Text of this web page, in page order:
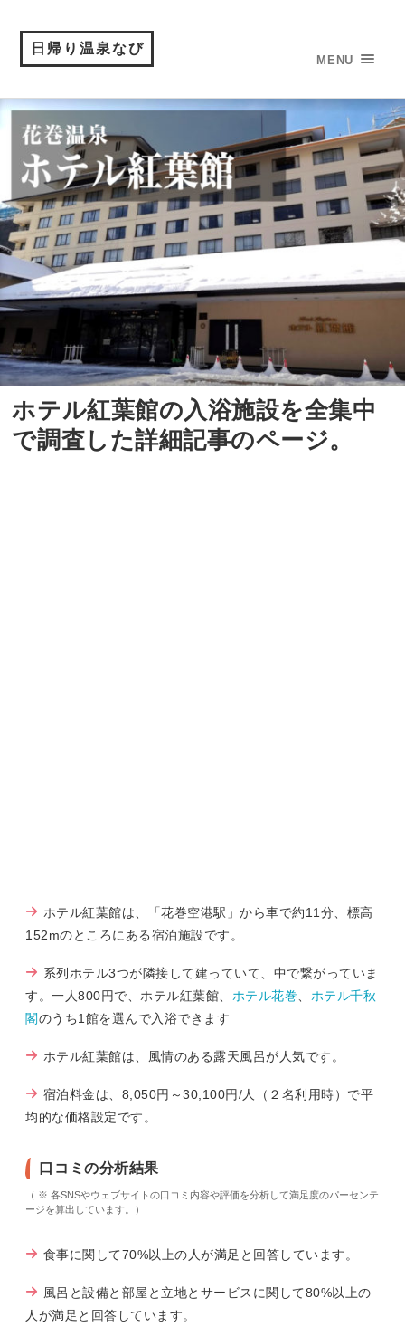
日帰り温泉なび
MENU
ホテル紅葉館の入浴施設を全集中
で調査した詳細記事のページ。
ホテル紅葉館は、「花巻空港駅」から車で約11分、標高
152mのところにある宿泊施設です。
系列ホテル3つが隣接して建っていて、中で繋がっていま
す。一人800円で、ホテル紅葉館、 ホテル花巻、 ホテル千秋
閣のうち1館を選んで入浴できます
ホテル紅葉館は、風情のある露天風呂が人気です。
宿泊料金は、8,050円～30,100円/人（２名利用時）で平
均的な価格設定です。
口コミの分析結果
（ ※ 各SNSやウェブサイトの口コミ内容や評価を分析して満足度のパーセンテ
ージを算出しています。）
食事に関して70%以上の人が満足と回答しています。
風呂と設備と部屋と立地とサービスに関して80%以上の
人が満足と回答しています。